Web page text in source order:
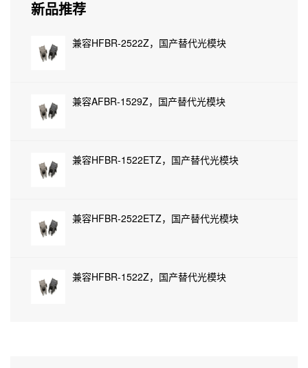
新品推荐
兼容HFBR-2522Z，国产替代光模块
兼容AFBR-1529Z，国产替代光模块
兼容HFBR-1522ETZ，国产替代光模块
兼容HFBR-2522ETZ，国产替代光模块
兼容HFBR-1522Z，国产替代光模块